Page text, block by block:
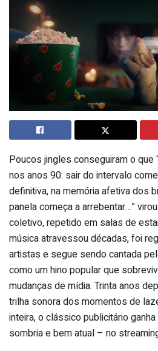
Poucos jingles conseguiram o que
nos anos 90: sair do intervalo
definitiva, na memória afetiva dos
panela começa a arrebentar…”
coletivo, repetido em salas de
música atravessou décadas, foi
artistas e segue sendo cantada
como um hino popular que
mudanças de mídia. Trinta anos
trilha sonora dos momentos de
inteira, o clássico publicitário
sombria e bem atual – no